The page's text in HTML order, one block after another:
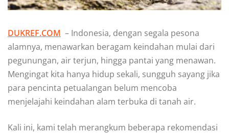
DUKREF.COM – Indonesia, dengan segala pesona
alamnya, menawarkan beragam keindahan mulai dari
pegunungan, air terjun, hingga pantai yang menawan.
Mengingat kita hanya hidup sekali, sungguh sayang jika
para pencinta petualangan belum mencoba
menjelajahi keindahan alam terbuka di tanah air.
Kali ini, kami telah merangkum beberapa rekomendasi